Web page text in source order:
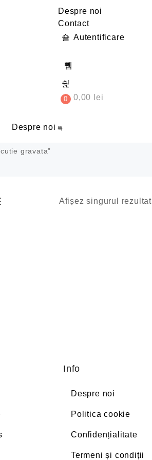
Despre noi
Contact
Autentificare
0 0,00 lei
Despre noi
gravata”
Afișez singurul rezultat
Info
Despre noi
Politica cookie
Confidențialitate
Termeni și condiții